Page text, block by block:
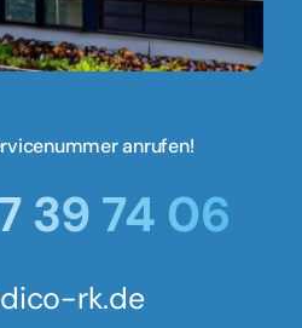
anrufen!
39 74 06
rk.de